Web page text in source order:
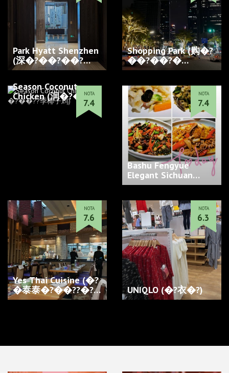
Park Hyatt Shenzhen
(深�?��?��?
��??�?…
Shopping Park (购�?
��?��?�…
Season Coconut
Chicken (润�?��??
季椰子鸡…
NOTA
7.4
Bashu Fengyue
Elegant Sichuan
(Elegant Sichuan 巴
NOTA
7.4
Yes Thai Cuisine (�?
�泰泰�?��??�?…
NOTA
7.6
UNIQLO (�?衣�?)
NOTA
6.3